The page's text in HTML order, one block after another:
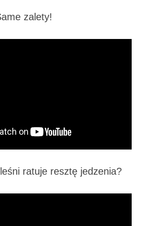
zalety!
ratuje resztę jedzenia?